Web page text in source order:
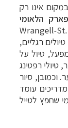
אינו רק
הלאומי
Wrangell-
רגליים,
טיול על
טיולי רפטינג
וכמובן, סיור
עומד
שחפץ לטייל